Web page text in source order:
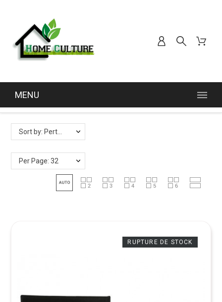
MENU
Lite des produits par marque GARDEN HIGH PRO
Per Page: 32
RUPTURE DE STOCK